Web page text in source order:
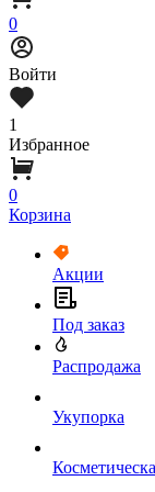
0
Войти
1
Избранное
0
Корзина
Акции
Под заказ
Распродажа
Укупорка